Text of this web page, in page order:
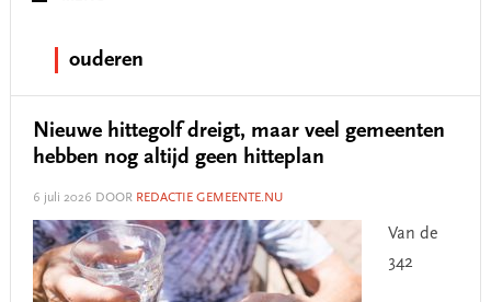
ouderen
Nieuwe hittegolf dreigt, maar veel gemeenten
hebben nog altijd geen hitteplan
6 juli 2026 DOOR REDACTIE GEMEENTE.NU
Van de
342